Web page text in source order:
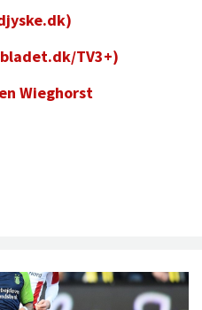
TV3+)
Wieghorst